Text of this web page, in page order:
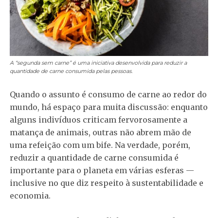
A “segunda sem carne” é uma iniciativa desenvolvida para reduzir a
quantidade de carne consumida pelas pessoas.
Quando o assunto é consumo de carne ao redor do
mundo, há espaço para muita discussão: enquanto
alguns indivíduos criticam fervorosamente a
matança de animais, outras não abrem mão de
uma refeição com um bife. Na verdade, porém,
reduzir a quantidade de carne consumida é
importante para o planeta em várias esferas —
inclusive no que diz respeito à sustentabilidade e
economia.